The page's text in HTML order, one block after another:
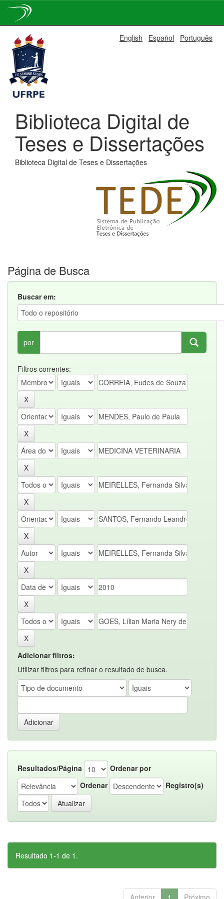
navigation
English Español Português
Biblioteca Digital de
Teses e Dissertações
Biblioteca Digital de Teses e Dissertações
Página de Busca
Buscar em:
por
Filtros correntes:
Adicionar filtros:
Utilizar filtros para refinar o resultado de busca.
Resultados/Página
Ordenar por
Ordenar
Registro(s)
Resultado 1-1 de 1.
Anterior 1 Próximo